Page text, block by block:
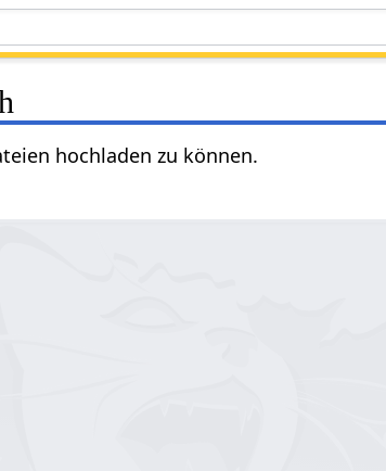
hochladen zu können.